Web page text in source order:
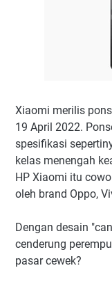
Xiaomi merilis
19 April 2022.
spesifikasi
kelas menengah
HP Xiaomi itu
oleh brand Oppo,
Dengan desain
cenderung
pasar cewek?